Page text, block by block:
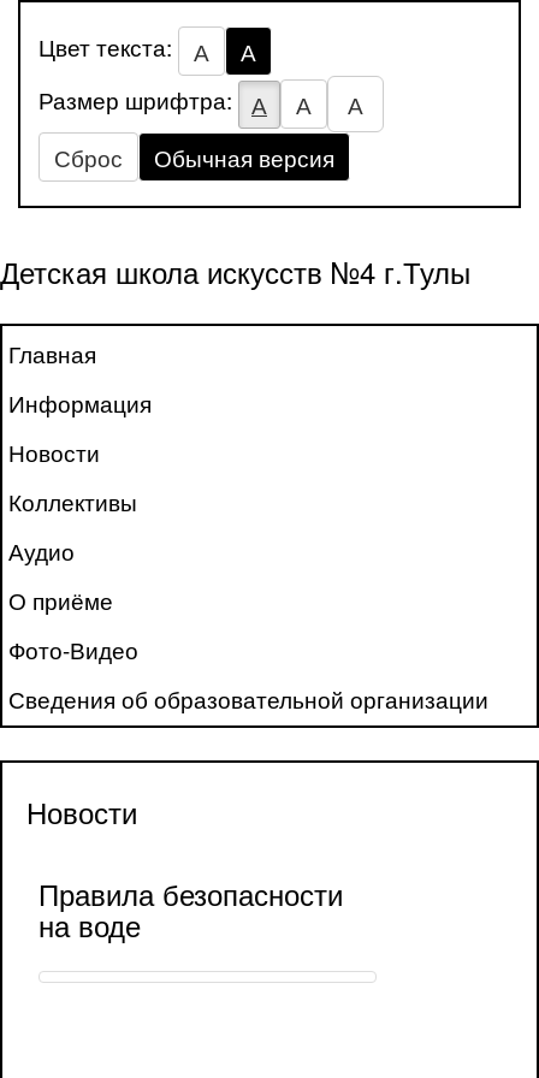
Цвет текста: А
А
Размер шрифтра:
А А
А
Сброс
Обычная версия
Детская школа искусств №4 г.Тулы
Главная
Информация
Новости
Коллективы
Аудио
О приёме
Фото-Видео
Сведения об образовательной организации
Новости
Правила безопасности
на воде